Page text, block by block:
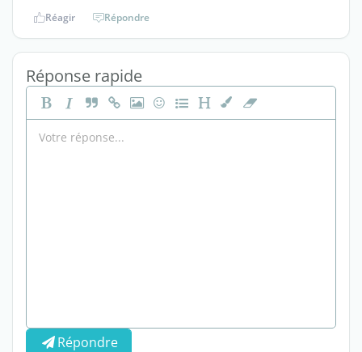
Réagir Répondre
Réponse rapide
Répondre